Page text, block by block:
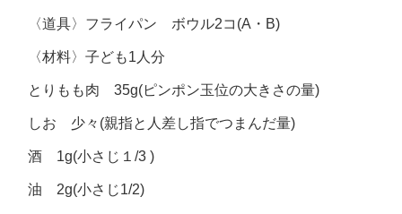
〈道具〉フライパン ボウル2コ(A・B)
〈材料〉子ども1人分
とりもも肉 35g(ピンポン玉位の大きさの量)
しお 少々(親指と人差し指でつまんだ量)
酒 1g(小さじ１/3 )
油 2g(小さじ1/2)